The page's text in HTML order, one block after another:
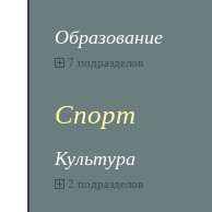
Образование
7 подразделов
Спорт
Культура
2 подразделов